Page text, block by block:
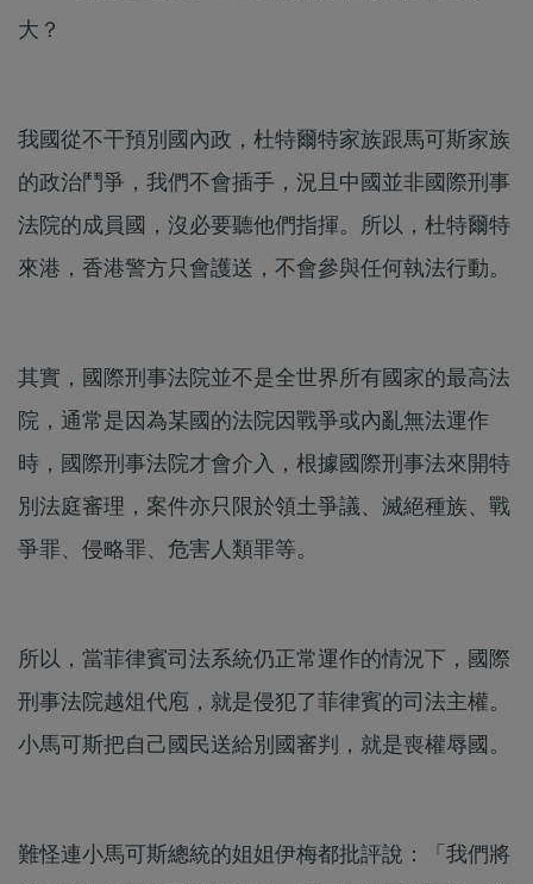
大？
我國從不干預別國內政，杜特爾特家族跟馬可斯家族
的政治鬥爭，我們不會插手，況且中國並非國際刑事
法院的成員國，沒必要聽他們指揮。所以，杜特爾特
來港，香港警方只會護送，不會參與任何執法行動。
其實，國際刑事法院並不是全世界所有國家的最高法
院，通常是因為某國的法院因戰爭或內亂無法運作
時，國際刑事法院才會介入，根據國際刑事法來開特
別法庭審理，案件亦只限於領土爭議、滅絕種族、戰
爭罪、侵略罪、危害人類罪等。
所以，當菲律賓司法系統仍正常運作的情況下，國際
刑事法院越俎代庖，就是侵犯了菲律賓的司法主權。
小馬可斯把自己國民送給別國審判，就是喪權辱國。
難怪連小馬可斯總統的姐姐伊梅都批評說：「我們將